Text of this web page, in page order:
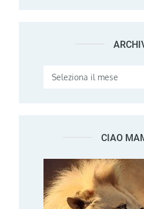
CIAO